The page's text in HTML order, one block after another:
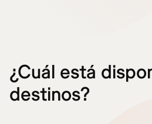
¿Cuál está
destinos?